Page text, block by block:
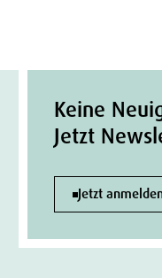
Keine
Jetzt
Jetzt